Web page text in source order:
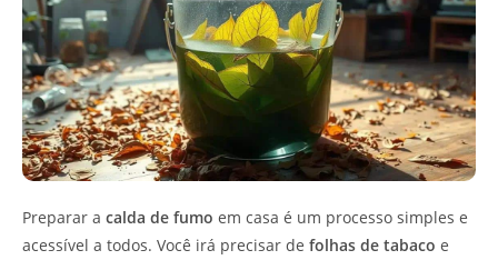
Preparar a calda de fumo em casa é um processo simples e
acessível a todos. Você irá precisar de folhas de tabaco e